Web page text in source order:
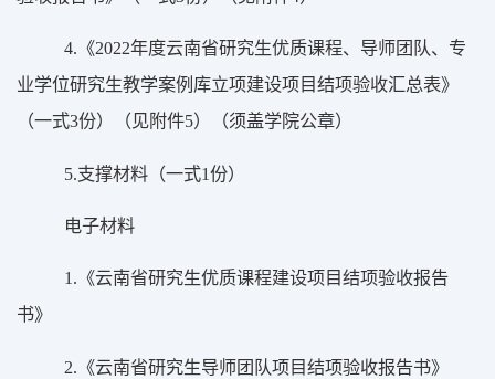
4. 《2022年度云南省研究生优质课程、导师团队、专
业学位研究生教学案例库立项建设项目结项验收汇总表》
（一式3份）（见附件5）（须盖学院公章）
5.支撑材料（一式1份）
电子材料
1. 《云南省研究生优质课程建设项目结项验收报告
书》
2. 《云南省研究生导师团队项目结项验收报告书》